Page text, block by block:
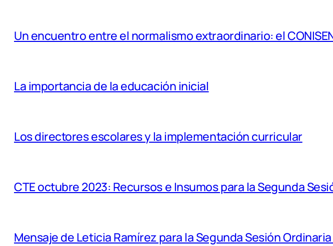
Un encuentro entre el normalismo extraordinario: el
La importancia de la educación inicial
Los directores escolares y la implementación curricular
CTE octubre 2023: Recursos e Insumos para la Segunda
Mensaje de Leticia Ramírez para la Segunda Sesión